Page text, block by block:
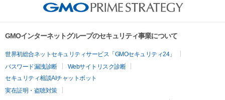
GMOインターネットグループのセキュリティ事業について
世界初総合ネットセキュリティサービス「GMOセキュリティ24」
パスワード漏洩診断
Webサイトリスク診断
セキュリティ相談AIチャットボット
実在証明・盗聴対策